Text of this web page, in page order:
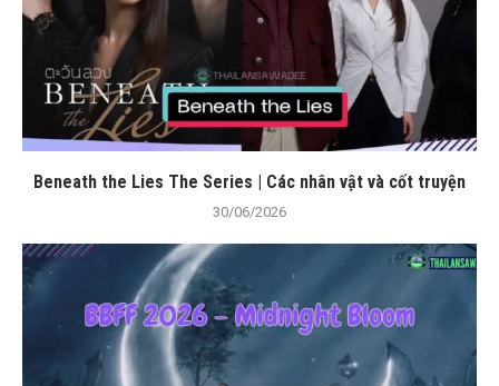
Beneath the Lies The Series | Các nhân vật và cốt truyện
30/06/2026